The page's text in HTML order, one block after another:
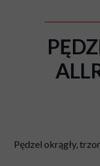
Pędzel okrągły,